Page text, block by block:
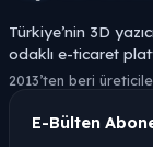
Türkiye’nin 3D
odaklı e-ticaret
2013’ten beri
E-Bülten